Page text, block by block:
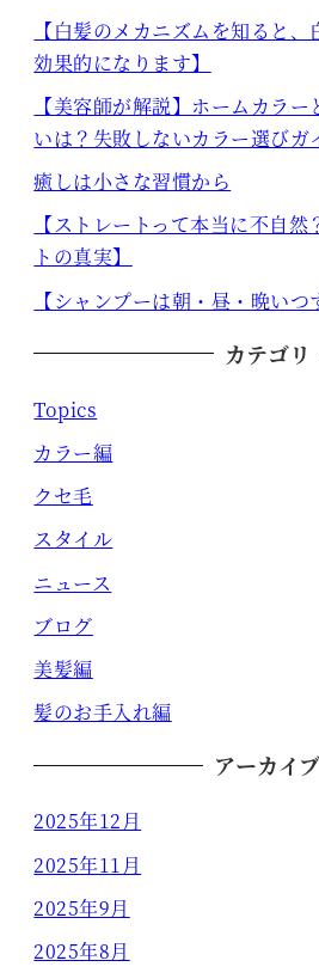
【白髪のメカニズムを知ると
効果的になります】
【美容師が解説】ホームカラ
いは？失敗しないカラー選びガ
癒しは小さな習慣から
【ストレートって本当に不自
トの真実】
【シャンプーは朝・昼・晩いつ
カテゴリ
Topics
カラー編
クセ毛
スタイル
ニュース
ブログ
美髪編
髪のお手入れ編
アーカイブ
2025年12月
2025年11月
2025年9月
2025年8月